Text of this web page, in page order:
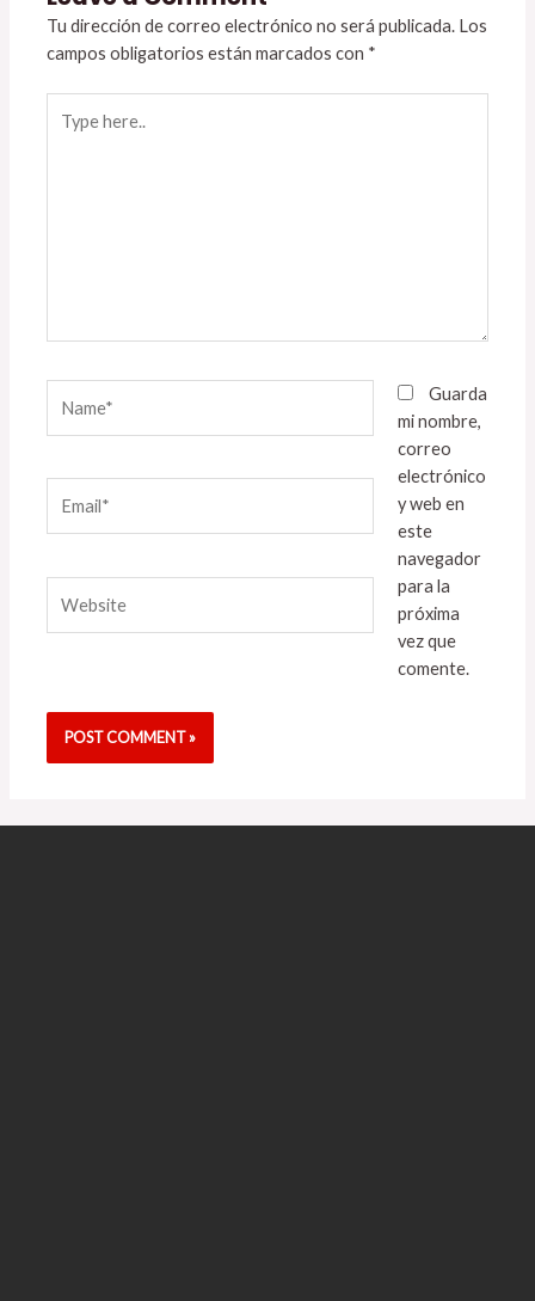
Tu dirección de correo electrónico no será publicada. Los
campos obligatorios están marcados con *
here..
Guarda
mi nombre,
correo
electrónico
y web en
este
navegador
para la
próxima
vez que
comente.